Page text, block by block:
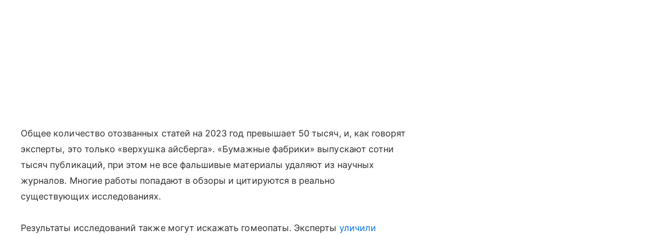
Общее количество отозванных статей на 2023 год превышает 50 тысяч, и, как говорят
эксперты, это только «верхушка айсберга». «Бумажные фабрики» выпускают сотни
тысяч публикаций, при этом не все фальшивые материалы удаляют из научных
журналов. Многие работы попадают в обзоры и цитируются в реально
существующих исследованиях.
Результаты исследований также могут искажать гомеопаты. Эксперты уличили